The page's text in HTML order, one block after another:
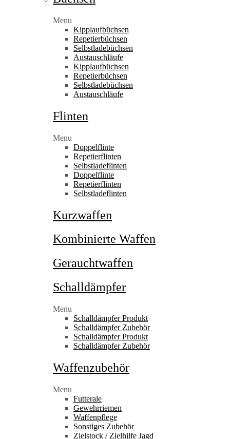
Menu
Kipplaufbüchsen
Repetierbüchsen
Selbstladebüchsen
Austauschläufe
Kipplaufbüchsen
Repetierbüchsen
Selbstladebüchsen
Austauschläufe
Flinten
Menu
Doppelflinte
Repetierflinten
Selbstladeflinten
Doppelflinte
Repetierflinten
Selbstladeflinten
Kurzwaffen
Kombinierte Waffen
Gerauchtwaffen
Schalldämpfer
Menu
Schalldämpfer Produkt
Schalldämpfer Zubehör
Schalldämpfer Produkt
Schalldämpfer Zubehör
Waffenzubehör
Menu
Futterale
Gewehrriemen
Waffenpflege
Sonstiges Zubehör
Zielstock / Zielhilfe Jagd